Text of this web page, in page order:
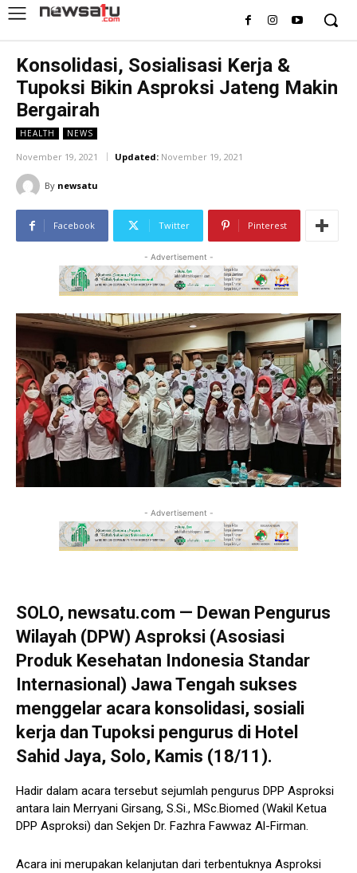
Konsolidasi, Sosialisasi Kerja &
Tupoksi Bikin Asproksi Jateng Makin
Bergairah
HEALTH NEWS
November 19, 2021 Updated: November 19, 2021
By newsatu
Facebook Twitter Pinterest
- Advertisement -
- Advertisement -
SOLO, newsatu.com — Dewan Pengurus
Wilayah (DPW) Asproksi (Asosiasi
Produk Kesehatan Indonesia Standar
Internasional) Jawa Tengah sukses
menggelar acara konsolidasi, sosiali
kerja dan Tupoksi pengurus di Hotel
Sahid Jaya, Solo, Kamis (18/11).
Hadir dalam acara tersebut sejumlah pengurus DPP Asproksi
antara lain Merryani Girsang, S.Si., MSc.Biomed (Wakil Ketua
DPP Asproksi) dan Sekjen Dr. Fazhra Fawwaz Al-Firman.
Acara ini merupakan kelanjutan dari terbentuknya Asproksi